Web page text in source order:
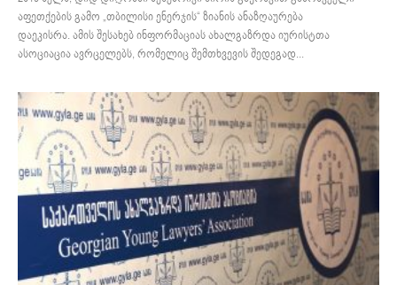
აფეთქების გამო „თბილისი ენერჯის“ ზიანის ანაზღაურება
დაეკისრა. ამის შესახებ ინფორმაციას ახალგაზრდა იურისტთა
ასოციაცია ავრცელებს, რომელიც შემთხვევის შედეგად...